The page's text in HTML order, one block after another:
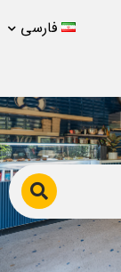
فارسی